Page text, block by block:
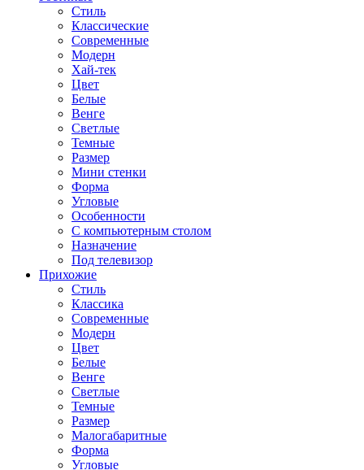
Стиль
Классические
Современные
Модерн
Хай-тек
Цвет
Белые
Венге
Светлые
Темные
Размер
Мини стенки
Форма
Угловые
Особенности
С компьютерным столом
Назначение
Под телевизор
Прихожие
Стиль
Классика
Современные
Модерн
Цвет
Белые
Венге
Светлые
Темные
Размер
Малогабаритные
Форма
Угловые